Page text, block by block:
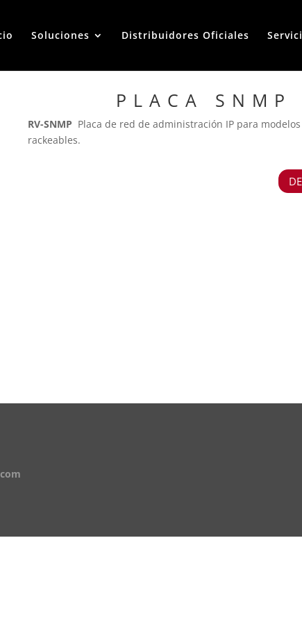
Soluciones Distribuidores Oficiales
PLACA SNMP
RV-SNMP Placa de red de administración IP para
rackeables.